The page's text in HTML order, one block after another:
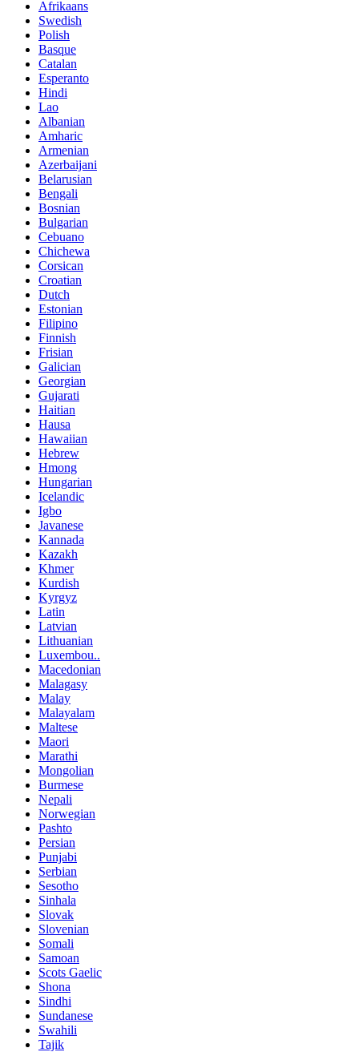
Afrikaans
Swedish
Polish
Basque
Catalan
Esperanto
Hindi
Lao
Albanian
Amharic
Armenian
Azerbaijani
Belarusian
Bengali
Bosnian
Bulgarian
Cebuano
Chichewa
Corsican
Croatian
Dutch
Estonian
Filipino
Finnish
Frisian
Galician
Georgian
Gujarati
Haitian
Hausa
Hawaiian
Hebrew
Hmong
Hungarian
Icelandic
Igbo
Javanese
Kannada
Kazakh
Khmer
Kurdish
Kyrgyz
Latin
Latvian
Lithuanian
Luxembou..
Macedonian
Malagasy
Malay
Malayalam
Maltese
Maori
Marathi
Mongolian
Burmese
Nepali
Norwegian
Pashto
Persian
Punjabi
Serbian
Sesotho
Sinhala
Slovak
Slovenian
Somali
Samoan
Scots Gaelic
Shona
Sindhi
Sundanese
Swahili
Tajik